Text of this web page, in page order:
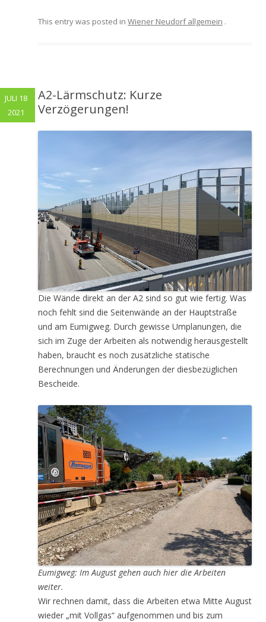
This entry was posted in Wiener Neudorf allgemein .
A2-Lärmschutz: Kurze
Verzögerungen!
Die Wände direkt an der A2 sind so gut wie fertig. Was
noch fehlt sind die Seitenwände an der Hauptstraße
und am Eumigweg. Durch gewisse Umplanungen, die
sich im Zuge der Arbeiten als notwendig herausgestellt
haben, braucht es noch zusätzliche statische
Berechnungen und Änderungen der diesbezüglichen
Bescheide.
Eumigweg: Im August gehen auch hier die Arbeiten
weiter.
Wir rechnen damit, dass die Arbeiten etwa Mitte August
wieder „mit Vollgas“ aufgenommen und bis zum
JULI 18
2021